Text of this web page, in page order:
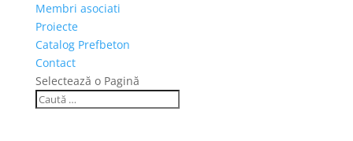
Membri asociati
Proiecte
Catalog Prefbeton
Contact
Selectează o Pagină